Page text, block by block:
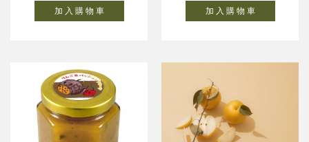
加 入 購 物 車 加 入 購 物 車